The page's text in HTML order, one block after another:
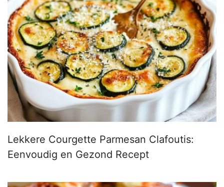
Lekkere Courgette Parmesan Clafoutis:
Eenvoudig en Gezond Recept